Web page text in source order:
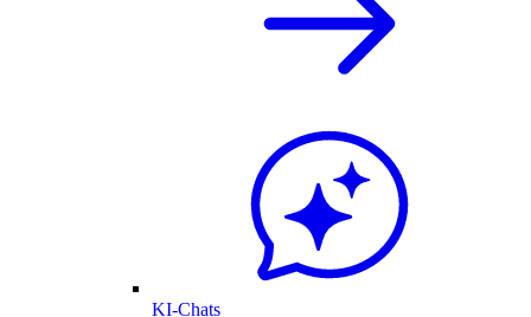
KI-Chats